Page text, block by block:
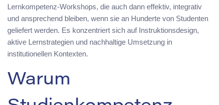
Lernkompetenz-Workshops, die auch dann effektiv, integrativ
und ansprechend bleiben, wenn sie an Hunderte von Studenten
geliefert werden. Es konzentriert sich auf Instruktionsdesign,
aktive Lernstrategien und nachhaltige Umsetzung in
institutionellen Kontexten.
Warum